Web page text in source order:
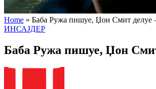
Home » Баба Ружа пишуе, Џон Смит делуе
ИНСАЈДЕР
Баба Ружа пишуе, Џон